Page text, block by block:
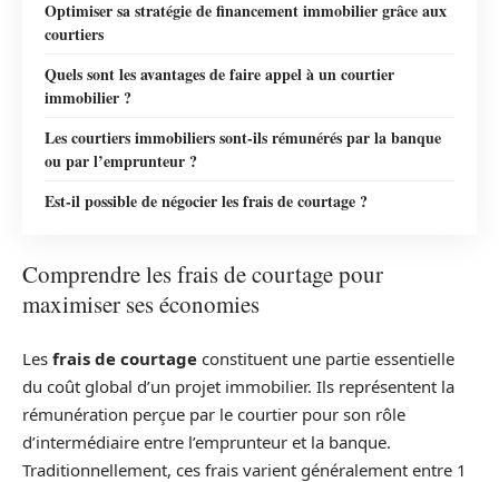
Optimiser sa stratégie de financement immobilier grâce aux
courtiers
Quels sont les avantages de faire appel à un courtier
immobilier ?
Les courtiers immobiliers sont-ils rémunérés par la banque
ou par l’emprunteur ?
Est-il possible de négocier les frais de courtage ?
Comprendre les frais de courtage pour
maximiser ses économies
Les frais de courtage constituent une partie essentielle
du coût global d’un projet immobilier. Ils représentent la
rémunération perçue par le courtier pour son rôle
d’intermédiaire entre l’emprunteur et la banque.
Traditionnellement, ces frais varient généralement entre 1